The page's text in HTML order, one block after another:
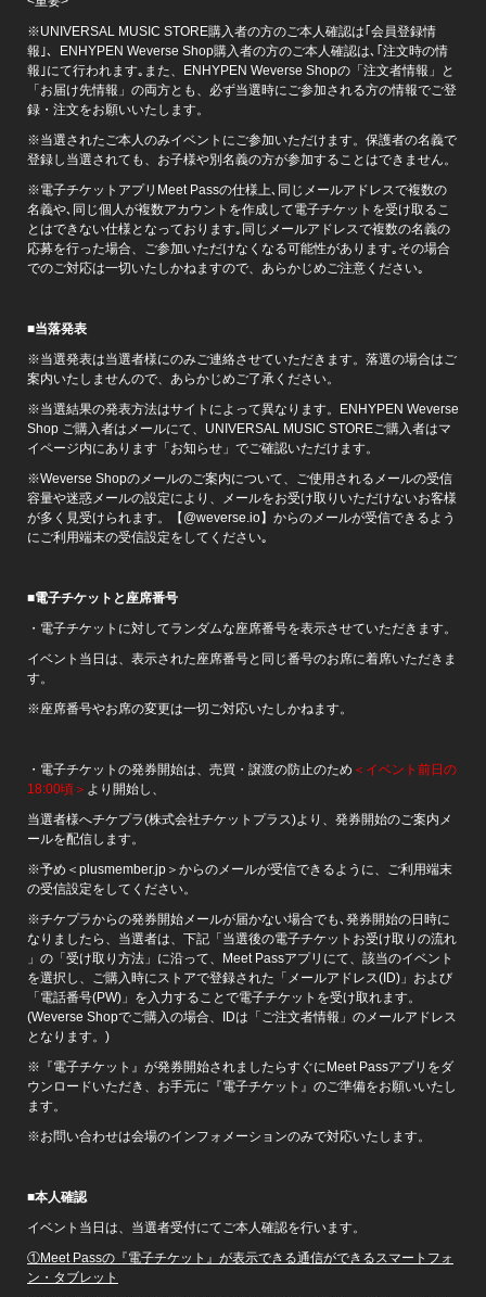
※UNIVERSAL MUSIC STORE購入者の方のご本人確認は｢会員登録情
報｣、ENHYPEN Weverse Shop購入者の方のご本人確認は､｢注文時の情
報｣にて行われます｡また、ENHYPEN Weverse Shopの「注文者情報」と
「お届け先情報」の両方とも、必ず当選時にご参加される方の情報でご登
録・注文をお願いいたします。
※当選されたご本人のみイベントにご参加いただけます。保護者の名義で
登録し当選されても、お子様や別名義の方が参加することはできません。
※電子チケットアプリMeet Passの仕様上､同じメールアドレスで複数の
名義や､同じ個人が複数アカウントを作成して電子チケットを受け取るこ
とはできない仕様となっております｡同じメールアドレスで複数の名義の
応募を行った場合、ご参加いただけなくなる可能性があります｡その場合
でのご対応は一切いたしかねますので、あらかじめご注意ください｡
■当落発表
※当選発表は当選者様にのみご連絡させていただきます。落選の場合はご
案内いたしませんので、あらかじめご了承ください。
※当選結果の発表方法はサイトによって異なります。ENHYPEN Weverse
Shop ご購入者はメールにて、UNIVERSAL MUSIC STOREご購入者はマ
イページ内にあります「お知らせ」でご確認いただけます。
※Weverse Shopのメールのご案内について、ご使用されるメールの受信
容量や迷惑メールの設定により、メールをお受け取りいただけないお客様
が多く見受けられます。【@weverse.io】からのメールが受信できるよう
にご利用端末の受信設定をしてください｡
■電子チケットと座席番号
・電子チケットに対してランダムな座席番号を表示させていただきます。
イベント当日は、表示された座席番号と同じ番号のお席に着席いただきま
す。
※座席番号やお席の変更は一切ご対応いたしかねます。
・電子チケットの発券開始は、売買・譲渡の防止のため ＜イベント前日の
18:00頃＞ より開始し、
当選者様へチケプラ(株式会社チケットプラス)より、発券開始のご案内メ
ールを配信します。
※予め＜plusmember.jp＞からのメールが受信できるように、ご利用端末
の受信設定をしてください。
※チケプラからの発券開始メールが届かない場合でも､発券開始の日時に
なりましたら、当選者は、下記「当選後の電子チケットお受け取りの流れ
」の「受け取り方法」に沿って、Meet Passアプリにて、該当のイベント
を選択し、ご購入時にストアで登録された「メールアドレス(ID)」および
「電話番号(PW)」を入力することで電子チケットを受け取れます。
(Weverse Shopでご購入の場合、IDは「ご注文者情報」のメールアドレス
となります。)
※『電子チケット』が発券開始されましたらすぐにMeet Passアプリをダ
ウンロードいただき、お手元に『電子チケット』のご準備をお願いいたし
ます。
※お問い合わせは会場のインフォメーションのみで対応いたします。
■本人確認
イベント当日は、当選者受付にてご本人確認を行います。
①Meet Passの『電子チケット』が表示できる通信ができるスマートフォ
ン・タブレット